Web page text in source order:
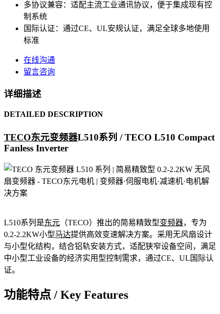
多协议兼容：适配主流工业通讯协议，便于集成现有控
制系统
国际认证：通过CE、UL安规认证，满足全球多地使用
标准
在线沟通
留言咨询
详细描述
DETAILED DESCRIPTION
TECO东元变频器L510系列 / TECO L510 Compact
Fanless Inverter
L510系列是东元 （TECO）推出的简易精致型变频器，专为
0.2-2.2KW小型马达提供高效变速解决方案。采用无风扇设计
与小型化结构，结合铝轨安装方式，适配狭窄设备空间，满足
中小型工业设备的经济实用型控制需求，通过CE、UL国际认
证。
功能特点 / Key Features